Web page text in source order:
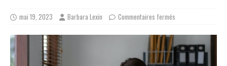
mai 19, 2023 Barbara Lexin Commentaires fermés